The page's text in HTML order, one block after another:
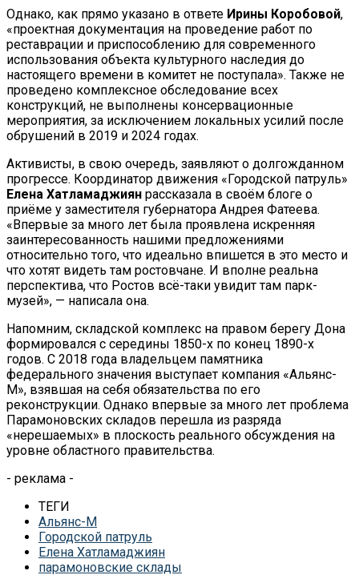
Однако, как прямо указано в ответе Ирины Коробовой,
«проектная документация на проведение работ по
реставрации и приспособлению для современного
использования объекта культурного наследия до
настоящего времени в комитет не поступала». Также не
проведено комплексное обследование всех
конструкций, не выполнены консервационные
мероприятия, за исключением локальных усилий после
обрушений в 2019 и 2024 годах.
Активисты, в свою очередь, заявляют о долгожданном
прогрессе. Координатор движения «Городской патруль»
Елена Хатламаджиян рассказала в своём блоге о
приёме у заместителя губернатора Андрея Фатеева.
«Впервые за много лет была проявлена искренняя
заинтересованность нашими предложениями
относительно того, что идеально впишется в это место и
что хотят видеть там ростовчане. И вполне реальна
перспектива, что Ростов всё-таки увидит там парк-
музей», — написала она.
Напомним, складской комплекс на правом берегу Дона
формировался с середины 1850-х по конец 1890-х
годов. С 2018 года владельцем памятника
федерального значения выступает компания «Альянс-
М», взявшая на себя обязательства по его
реконструкции. Однако впервые за много лет проблема
Парамоновских складов перешла из разряда
«нерешаемых» в плоскость реального обсуждения на
уровне областного правительства.
- реклама -
ТЕГИ
Альянс-М
Городской патруль
Елена Хатламаджиян
парамоновские склады